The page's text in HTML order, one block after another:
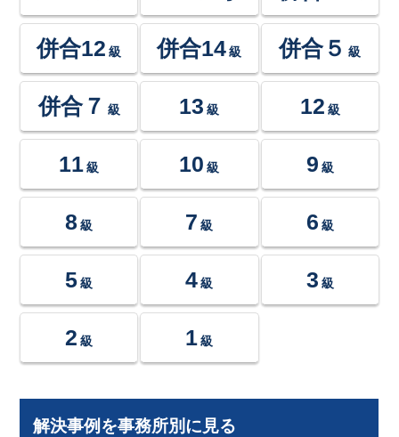
併合12 級 併合14 級 併合５ 級
併合７ 級 13 級 12 級
11 級 10 級 9 級
8 級 7 級 6 級
5 級 4 級 3 級
2 級 1 級
解決事例を事務所別に見る